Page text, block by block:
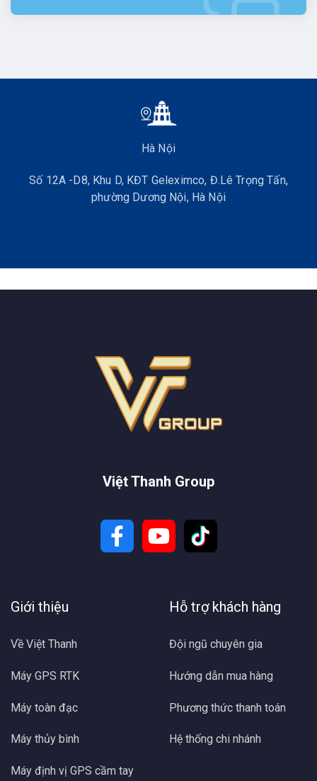
Hà Nội
Số 12A -D8, Khu D, KĐT Geleximco, Đ.Lê Trọng Tấn,
phường Dương Nội, Hà Nội
Việt Thanh Group
Giới thiệu
Về Việt Thanh
Máy GPS RTK
Máy toàn đạc
Máy thủy bình
Máy định vị GPS cầm tay
Hỗ trợ khách hàng
Đội ngũ chuyên gia
Hướng dẫn mua hàng
Phương thức thanh toán
Hệ thống chi nhánh